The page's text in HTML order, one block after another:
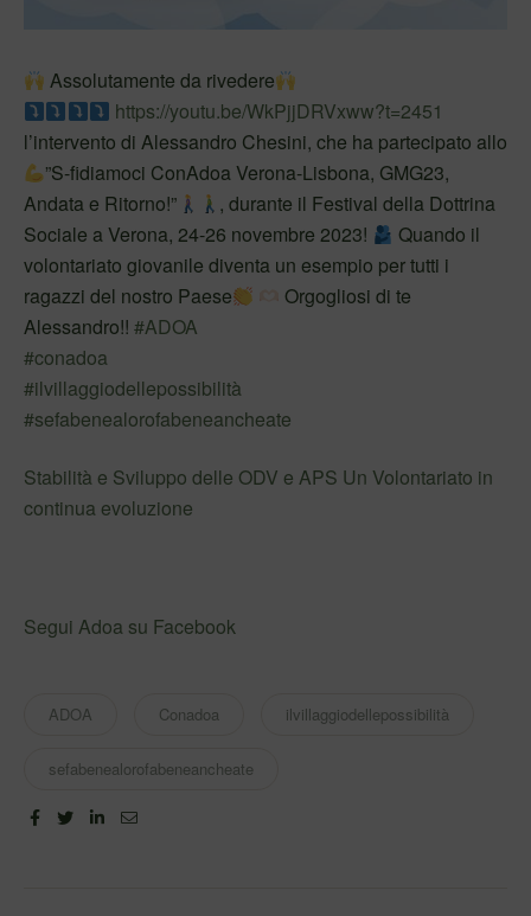
Assolutamente da rivedere
https://youtu.be/WkPjjDRVxww?t=2451
l’intervento di Alessandro Chesini, che ha partecipato allo
”S-fidiamoci ConAdoa Verona-Lisbona, GMG23,
Andata e Ritorno!”
, durante il Festival della Dottrina
Sociale a Verona, 24-26 novembre 2023!
Quando il
volontariato giovanile diventa un esempio per tutti i
ragazzi del nostro Paese
Orgogliosi di te
Alessandro!! #ADOA
#conadoa
#ilvillaggiodellepossibilità
#sefabenealorofabeneancheate
Stabilità e Sviluppo delle ODV e APS Un Volontariato in
continua evoluzione
Segui Adoa su Facebook
ADOA Conadoa ilvillaggiodellepossibilità
sefabenealorofabeneancheate
FacebookTwitterLinkedin
Email